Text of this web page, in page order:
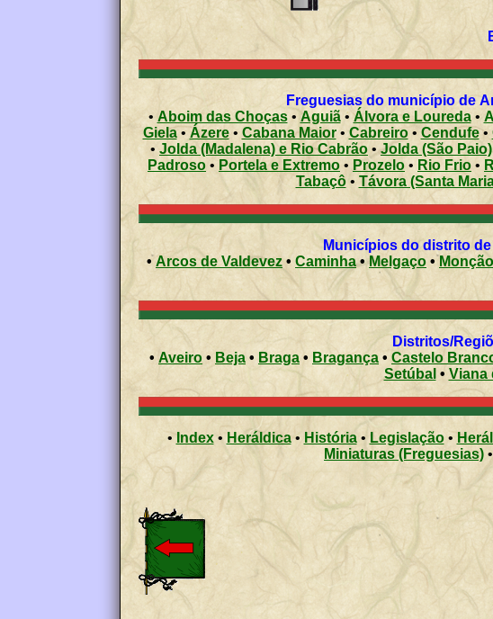
Freguesias do município de
• Aboim das Choças• Aguiã•Álvora e Loureda•
Giela• Ázere• Cabana Maior• Cabreiro• Cendufe•
• Jolda (Madalena) e Rio Cabrão •Jolda (São Paio)
Padroso • Portela e Extremo • Prozelo • Rio Frio •
Tabaçô• Távora (Santa
Municípios
• Arcos de Valdevez• Caminha•Melgaço • Monção
• Aveiro • Beja • Braga • Bragança • Castelo
Setúbal • Viana
• Index• Heráldica• História • Legislação •
Miniaturas (Freguesias) •